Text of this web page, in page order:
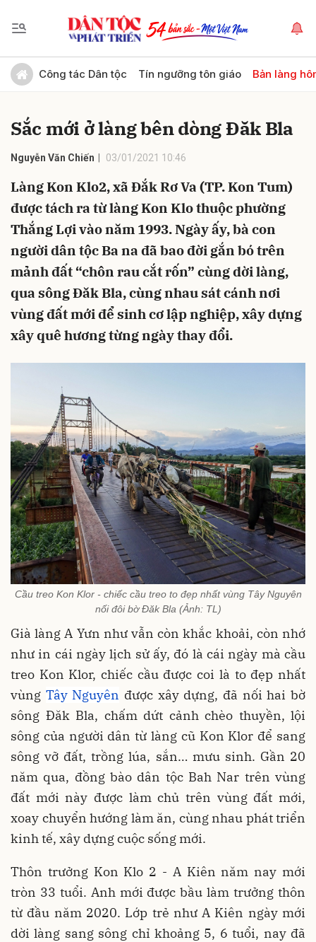
Công tác Dân tộc Tín ngưỡng tôn giáo Bản làng
Sắc mới ở làng bên dòng Đăk Bla
Nguyễn Văn Chiến 03/01/2021 10:46
Làng Kon Klo2, xã Đắk Rơ Va (TP. Kon Tum)
được tách ra từ làng Kon Klo thuộc phường
Thắng Lợi vào năm 1993. Ngày ấy, bà con
người dân tộc Ba na đã bao đời gắn bó trên
mảnh đất “chôn rau cắt rốn” cùng dời làng,
qua sông Đăk Bla, cùng nhau sát cánh nơi
vùng đất mới để sinh cơ lập nghiệp, xây dựng
xây quê hương từng ngày thay đổi.
Cầu treo Kon Klor - chiếc cầu treo to đẹp nhất vùng Tây Nguyên
nối đôi bờ Đăk Bla (Ảnh: TL)
Già làng A Yưn như vẫn còn khắc khoải, còn nhớ
như in cái ngày lịch sử ấy, đó là cái ngày mà cầu
treo Kon Klor, chiếc cầu được coi là to đẹp nhất
vùng Tây Nguyên được xây dựng, đã nối hai bờ
sông Đăk Bla, chấm dứt cảnh chèo thuyền, lội
sông của người dân từ làng cũ Kon Klor để sang
sông vỡ đất, trồng lúa, sắn… mưu sinh. Gần 20
năm qua, đồng bào dân tộc Bah Nar trên vùng
đất mới này được làm chủ trên vùng đất mới,
xoay chuyển hướng làm ăn, cùng nhau phát triển
kinh tế, xây dựng cuộc sống mới.
Thôn trưởng Kon Klo 2 - A Kiên năm nay mới
tròn 33 tuổi. Anh mới được bầu làm trưởng thôn
từ đầu năm 2020. Lớp trẻ như A Kiên ngày mới
dời làng sang sông chỉ khoảng 5, 6 tuổi, nay đã
Gửi bình luận
Hủy Gửi